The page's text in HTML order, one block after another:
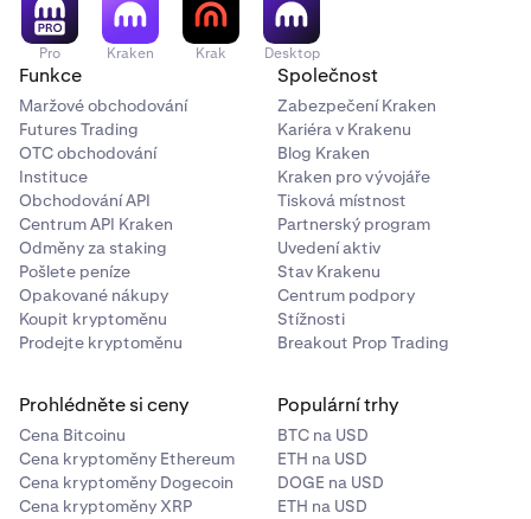
Po uplynutí doby půjčky je z jeho účtu automaticky
odečteno
. V důsledku výběru a
obchodování však již žádné
USDGnemá. Proto je část
jeho ostatních aktiv v kolaterálu automaticky převedena
na USDG k úhradě půjčky.
Pro Kraken Krak Desktop
Funkce
Maržové obchodování
Futures Trading
OTC obchodování
Instituce
Obchodování API
Centrum API Kraken
Odměny za staking
Pošlete peníze
Opakované nákupy
Koupit kryptoměnu
Prodejte kryptoměnu
Společnost
Zabezpečení Kraken
Kariéra v Krakenu
Blog Kraken
Kraken pro vývojáře
Tisková místnost
Partnerský program
Uvedení aktiv
Stav Krakenu
Centrum podpory
Stížnosti
Breakout Prop Trading
Prohlédněte si ceny
Cena Bitcoinu
Cena kryptoměny Ethereum
Cena kryptoměny Dogecoin
Cena kryptoměny XRP
Populární trhy
BTC na USD
ETH na USD
DOGE na USD
ETH na USD